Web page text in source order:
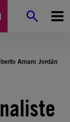
Amaro Jordán